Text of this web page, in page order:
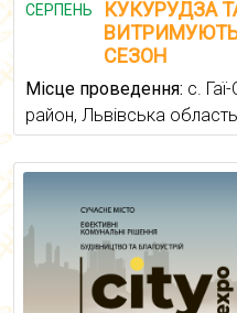
СЕРПЕНЬ
КУКУРУДЗА
СЕЗОН
Місце проведення: с.
район, Львівська область